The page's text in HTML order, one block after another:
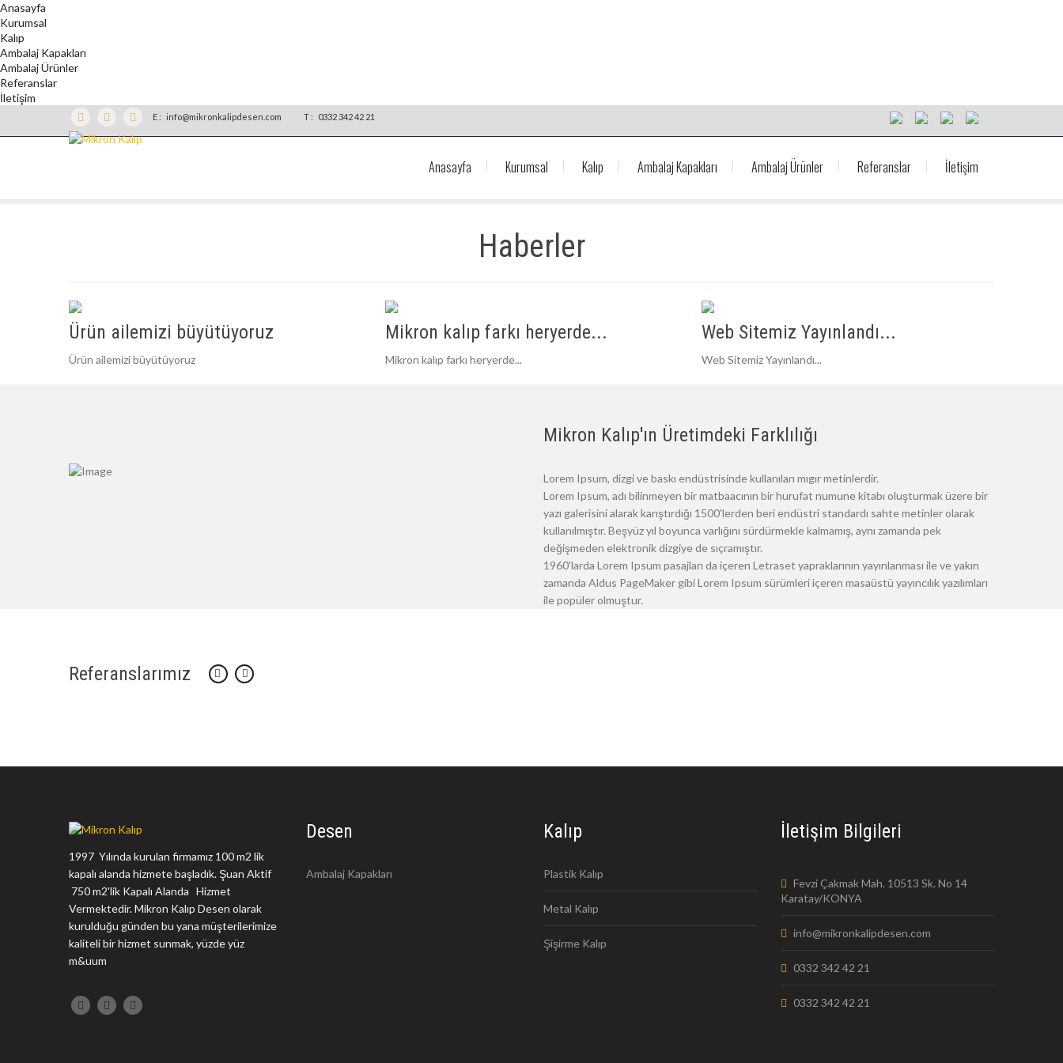
Anasayfa
Kurumsal
Kalıp
Ambalaj Kapakları
Ambalaj Ürünler
Referanslar
İletişim
E : info@mikronkalipdesen.com T : 0332 342 42 21
Anasayfa Kurumsal Kalıp Ambalaj Kapakları Ambalaj Ürünler Referanslar İletişim
Haberler
Ürün ailemizi büyütüyoruz
Ürün ailemizi büyütüyoruz
Mikron kalıp farkı heryerde...
Mikron kalıp farkı heryerde...
Web Sitemiz Yayınlandı...
Web Sitemiz Yayınlandı...
Mikron Kalıp'ın Üretimdeki Farklılığı
Lorem Ipsum, dizgi ve baskı endüstrisinde kullanılan mıgır metinlerdir.
Lorem Ipsum, adı bilinmeyen bir matbaacının bir hurufat numune kitabı oluşturmak üzere bir
yazı galerisini alarak karıştırdığı 1500'lerden beri endüstri standardı sahte metinler olarak
kullanılmıştır. Beşyüz yıl boyunca varlığını sürdürmekle kalmamış, aynı zamanda pek
değişmeden elektronik dizgiye de sıçramıştır.
1960'larda Lorem Ipsum pasajları da içeren Letraset yapraklarının yayınlanması ile ve yakın
zamanda Aldus PageMaker gibi Lorem Ipsum sürümleri içeren masaüstü yayıncılık yazılımları
ile popüler olmuştur.
Referanslarımız
1997 Yılında kurulan firmamız 100 m2 lik
kapalı alanda hizmete başladık. Şuan Aktif
750 m2'lik Kapalı Alanda Hizmet
Vermektedir. Mikron Kalıp Desen olarak
kurulduğu günden bu yana müşterilerimize
kaliteli bir hizmet sunmak, yüzde yüz
m&uum
Desen
Ambalaj Kapakları
Kalıp
Plastik Kalıp
Metal Kalıp
Şişirme Kalıp
İletişim Bilgileri
Fevzi Çakmak Mah. 10513 Sk. No 14
Karatay/KONYA
info@mikronkalipdesen.com
0332 342 42 21
0332 342 42 21